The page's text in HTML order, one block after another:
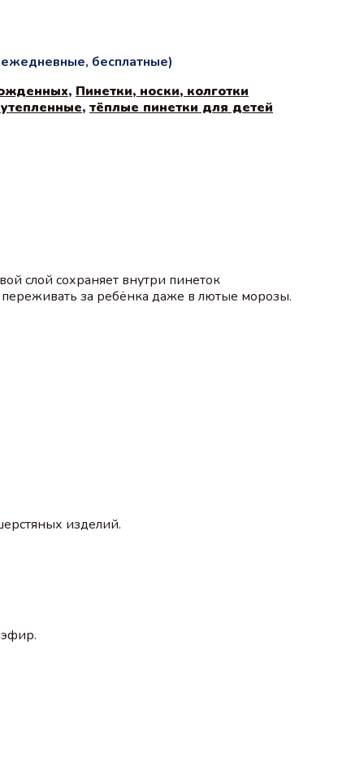
бесплатные)
, Пинетки, носки, колготки
, тёплые пинетки для детей
слой сохраняет внутри пинеток
за ребёнка даже в лютые морозы.
изделий.